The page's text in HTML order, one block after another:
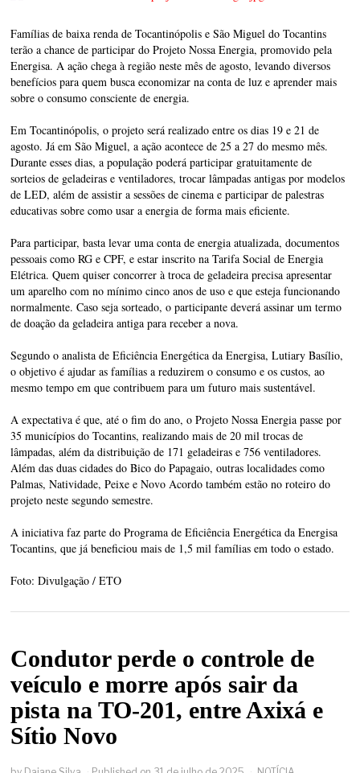
Famílias de baixa renda de Tocantinópolis e São Miguel do Tocantins
terão a chance de participar do Projeto Nossa Energia, promovido pela
Energisa. A ação chega à região neste mês de agosto, levando diversos
benefícios para quem busca economizar na conta de luz e aprender mais
sobre o consumo consciente de energia.
Em Tocantinópolis, o projeto será realizado entre os dias 19 e 21 de
agosto. Já em São Miguel, a ação acontece de 25 a 27 do mesmo mês.
Durante esses dias, a população poderá participar gratuitamente de
sorteios de geladeiras e ventiladores, trocar lâmpadas antigas por modelos
de LED, além de assistir a sessões de cinema e participar de palestras
educativas sobre como usar a energia de forma mais eficiente.
Para participar, basta levar uma conta de energia atualizada, documentos
pessoais como RG e CPF, e estar inscrito na Tarifa Social de Energia
Elétrica. Quem quiser concorrer à troca de geladeira precisa apresentar
um aparelho com no mínimo cinco anos de uso e que esteja funcionando
normalmente. Caso seja sorteado, o participante deverá assinar um termo
de doação da geladeira antiga para receber a nova.
Segundo o analista de Eficiência Energética da Energisa, Lutiary Basílio,
o objetivo é ajudar as famílias a reduzirem o consumo e os custos, ao
mesmo tempo em que contribuem para um futuro mais sustentável.
A expectativa é que, até o fim do ano, o Projeto Nossa Energia passe por
35 municípios do Tocantins, realizando mais de 20 mil trocas de
lâmpadas, além da distribuição de 171 geladeiras e 756 ventiladores.
Além das duas cidades do Bico do Papagaio, outras localidades como
Palmas, Natividade, Peixe e Novo Acordo também estão no roteiro do
projeto neste segundo semestre.
A iniciativa faz parte do Programa de Eficiência Energética da Energisa
Tocantins, que já beneficiou mais de 1,5 mil famílias em todo o estado.
Foto: Divulgação / ETO
Condutor perde o controle de
veículo e morre após sair da
pista na TO-201, entre Axixá e
Sítio Novo